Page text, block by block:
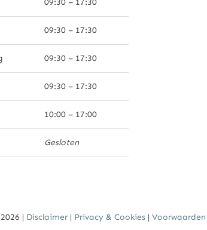
09:30 – 17:30
09:30 – 17:30
09:30 – 17:30
10:00 – 17:00
Gesloten
| Disclaimer | Privacy & Cookies | Voorwaarden